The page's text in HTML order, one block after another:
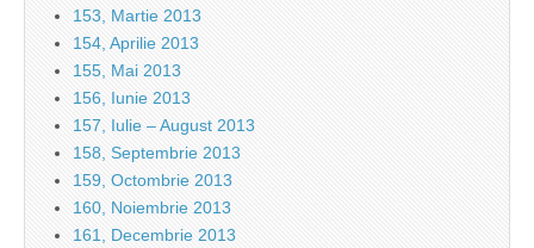
153, Martie 2013
154, Aprilie 2013
155, Mai 2013
156, Iunie 2013
157, Iulie – August 2013
158, Septembrie 2013
159, Octombrie 2013
160, Noiembrie 2013
161, Decembrie 2013